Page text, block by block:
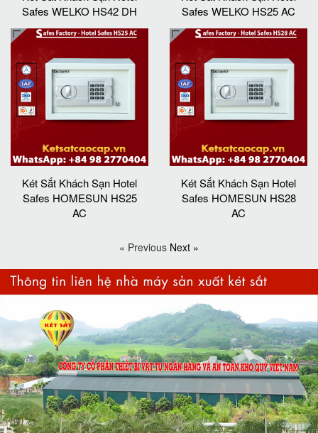
Safes WELKO HS42 DH
Safes WELKO HS25 AC
Két Sắt Khách Sạn Hotel
Safes HOMESUN HS25
AC
Két Sắt Khách Sạn Hotel
Safes HOMESUN HS28
AC
« Previous Next »